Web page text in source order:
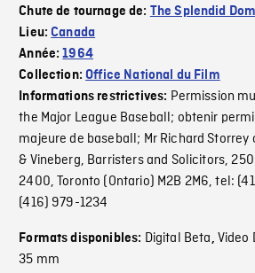
Chute de tournage de: The Splendid
Lieu:Canada
Année:1964
Collection:Office National du Film
Informations restrictives: Permission
the Major League Baseball; obtenir
majeure de baseball; Mr Richard
& Vineberg, Barristers and Solicitors,
2400, Toronto (Ontario) M2B 2M6, tel:
(416) 979-1234
Formats disponibles: Digital Beta, Video
35 mm